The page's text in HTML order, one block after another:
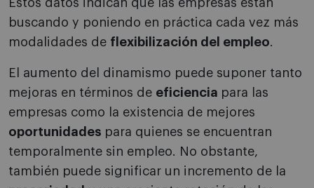
Estos datos indican que las empresas están
buscando y poniendo en práctica cada vez más
modalidades de flexibilización del empleo.
El aumento del dinamismo puede suponer tanto
mejoras en términos de eficiencia para las
empresas como la existencia de mejores
oportunidades para quienes se encuentran
temporalmente sin empleo. No obstante,
también puede significar un incremento de la